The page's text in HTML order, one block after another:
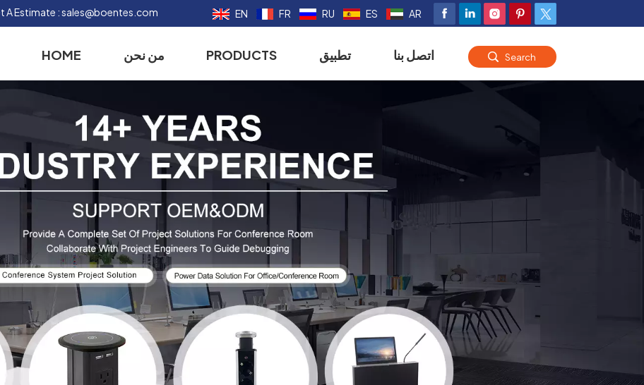
A Estimate :sales@boentes.com EN FR RU ES AR
HOME من نحن PRODUCTS تطبيق اتصل بنا Search